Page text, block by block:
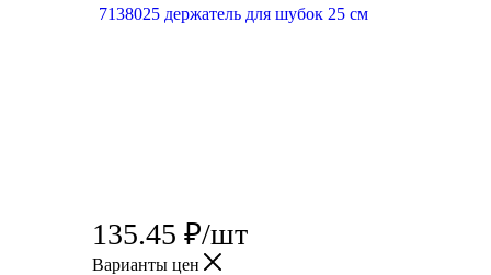
135.45 ₽/шт
Варианты цен